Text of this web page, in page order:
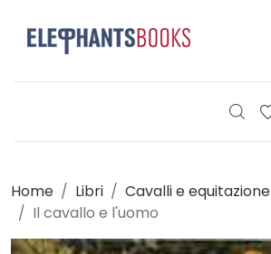
Home Libri
Cavalli e equitazione
Il cavallo e l'uomo